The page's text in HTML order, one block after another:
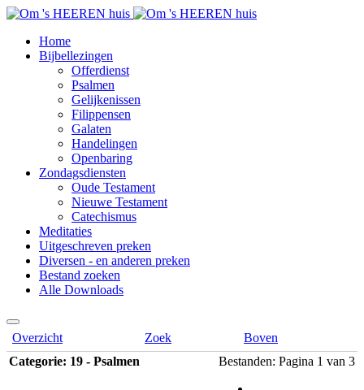
Home
Bijbellezingen
Offerdienst
Psalmen
Gelijkenissen
Filippensen
Galaten
Handelingen
Openbaring
Zondagsdiensten
Oude Testament
Nieuwe Testament
Catechismus
Meditaties
Uitgeschreven preken
Diversen - en anderen preken
Bestand zoeken
Alle Downloads
Overzicht Zoek
Boven
Categorie: 19 - Psalmen
Bestanden: Pagina 1 van 3